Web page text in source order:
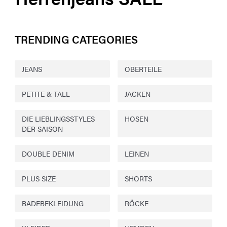
TRENDING CATEGORIES
JEANS OBERTEILE
PETITE & TALL JACKEN
DIE LIEBLINGSSTYLES
DER SAISON
HOSEN
DOUBLE DENIM LEINEN
PLUS SIZE SHORTS
BADEBEKLEIDUNG RÖCKE